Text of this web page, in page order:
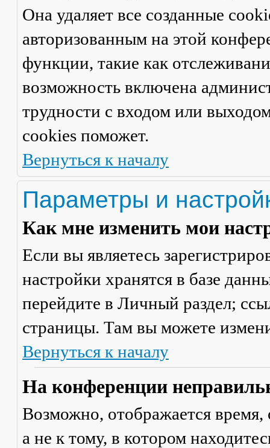
Она удаляет все созданные
авторизованным на этой
функции, такие как
возможность включена
трудности с входом или
cookies поможет.
Вернуться к началу
Параметры и
Как мне изменить мои
Если вы являетесь
настройки хранятся в базе
перейдите в Личный раздел;
страницы. Там вы можете
Вернуться к началу
На конференции
Возможно, отображается время,
а не к тому, в котором